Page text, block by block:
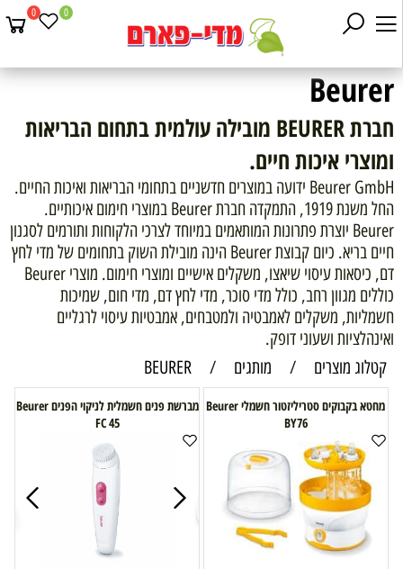
0 0
Beurer
חברת BEURER מובילה עולמית בתחום הבריאות
ומוצרי איכות חיים.
Beurer GmbH ידועה במוצרים חדשניים בתחומי הבריאות ואיכות החיים.
החל משנת 1919, התמקדה חברת Beurer במוצרי חימום איכותיים.
Beurer יוצרת פתרונות המותאמים במיוחד לצרכי הלקוחות ותורמים לסגנון
חיים בריא. כיום קבוצת Beurer הינה מובילת השוק בתחומים של מדי לחץ
דם, כיסאות עיסוי שיאצו, משקלים אישיים ומוצרי חימום. מוצרי Beurer
כוללים מגוון רחב, כולל מדי סוכר, מדי לחץ דם, מדי חום, שמיכות
חשמליות, משקלים לאמבטיה ולמטבחים, אמבטיות עיסוי לרגליים
ואינהלציות ושעוני דופק.
קטלוג מוצרים
/ מותגים /
BEURER
מחטא בקבוקים סטריליזטור חשמלי Beurer
BY76
מברשת פנים חשמלית לניקוי הפנים Beurer
FC 45